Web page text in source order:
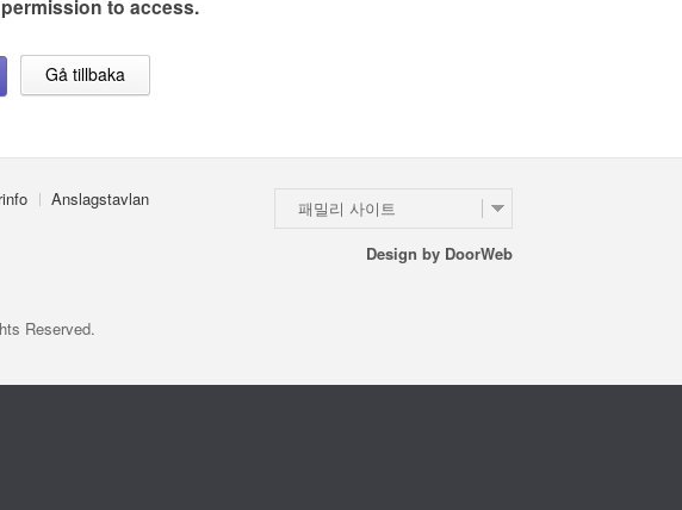
to access.
Gå tillbaka
Anslagstavlan
Reserved.
패밀리 사이트
Design by DoorWeb